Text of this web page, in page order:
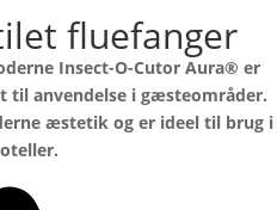
fluefanger
Insect-O-Cutor Aura® er
til anvendelse i gæsteområder.
æstetik og er ideel til brug i